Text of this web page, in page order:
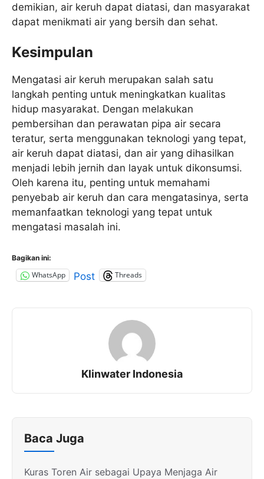
demikian, air keruh dapat diatasi, dan masyarakat
dapat menikmati air yang bersih dan sehat.
Kesimpulan
Mengatasi air keruh merupakan salah satu
langkah penting untuk meningkatkan kualitas
hidup masyarakat. Dengan melakukan
pembersihan dan perawatan pipa air secara
teratur, serta menggunakan teknologi yang tepat,
air keruh dapat diatasi, dan air yang dihasilkan
menjadi lebih jernih dan layak untuk dikonsumsi.
Oleh karena itu, penting untuk memahami
penyebab air keruh dan cara mengatasinya, serta
memanfaatkan teknologi yang tepat untuk
mengatasi masalah ini.
Bagikan ini:
WhatsApp Post Threads
Klinwater Indonesia
Baca Juga
Kuras Toren Air sebagai Upaya Menjaga Air